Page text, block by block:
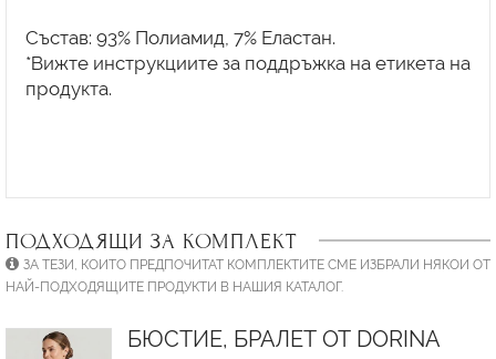
Състав: 93% Полиамид, 7% Еластан.
*Вижте инструкциите за поддръжка на етикета на
продукта.
ПОДХОДЯЩИ ЗА КОМПЛЕКТ
ЗА ТЕЗИ, КОИТО ПРЕДПОЧИТАТ КОМПЛЕКТИТЕ СМЕ ИЗБРАЛИ НЯКОИ ОТ
НАЙ-ПОДХОДЯЩИТЕ ПРОДУКТИ В НАШИЯ КАТАЛОГ.
БЮСТИЕ, БРАЛЕТ ОТ DORINA